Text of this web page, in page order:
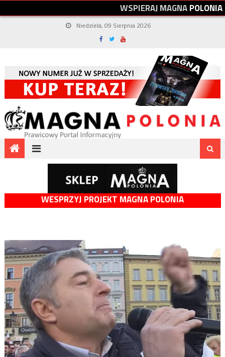
WSPIERAJMAGNAPOLONIA
Niedziela, 09 Sierpnia 2026
WESPRZYJ PROJEKT MAGNA POLONIA